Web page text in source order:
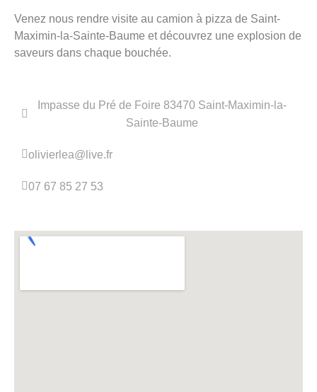
Venez nous rendre visite au camion à pizza de Saint-
Maximin-la-Sainte-Baume et découvrez une explosion de
saveurs dans chaque bouchée.
Impasse du Pré de Foire 83470 Saint-Maximin-la-
Sainte-Baume
olivierlea@live.fr
07 67 85 27 53